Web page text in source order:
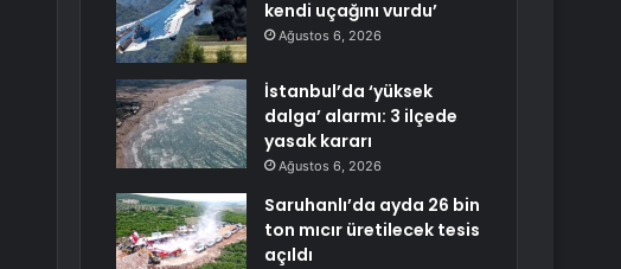
kendi uçağını vurdu’
Ağustos 6, 2026
İstanbul’da ‘yüksek
dalga’ alarmı: 3 ilçede
yasak kararı
Ağustos 6, 2026
Saruhanlı’da ayda 26 bin
ton mıcır üretilecek tesis
açıldı